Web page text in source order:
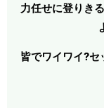
力任せに登りき
皆でワイワイ?